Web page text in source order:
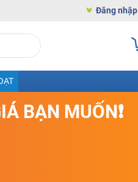
Đăng nhập
BẠN MUỐN❗